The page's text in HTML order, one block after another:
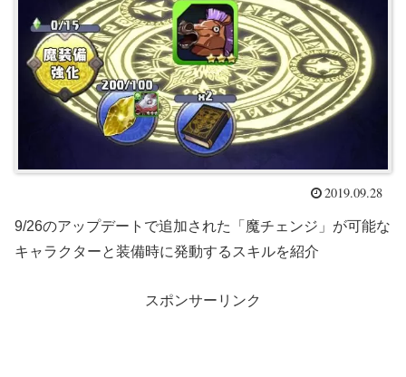
2019.09.28
9/26のアップデートで追加された「魔チェンジ」が可能な
キャラクターと装備時に発動するスキルを紹介
スポンサーリンク